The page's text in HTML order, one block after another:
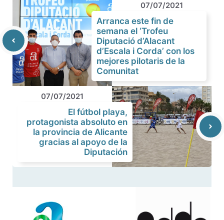
07/07/2021
Arranca este fin de
semana el ‘Trofeu
Diputació d’Alacant
d’Escala i Corda’ con los
mejores pilotaris de la
Comunitat
07/07/2021
El fútbol playa,
protagonista absoluto en
la provincia de Alicante
gracias al apoyo de la
Diputación